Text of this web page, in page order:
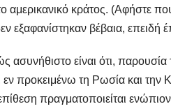
αμερικανικό κράτος. (Αφήστε
εξαφανίστηκαν βέβαια, επειδή
ασυνήθιστο είναι ότι,
εν προκειμένω τη Ρωσία και
πραγματοποιείται